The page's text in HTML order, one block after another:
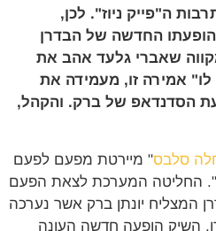
ניוז". לכן,
החדשה של הבדרן
שאברי גלעד אהב את
זו, מעמידה את
של ברק. והקהל,
" מיירטת מפעם לפעם
החליטה המערכת לצאת הפעם
יונתן ברק אשר נערכה
הופעה חדשה העונה